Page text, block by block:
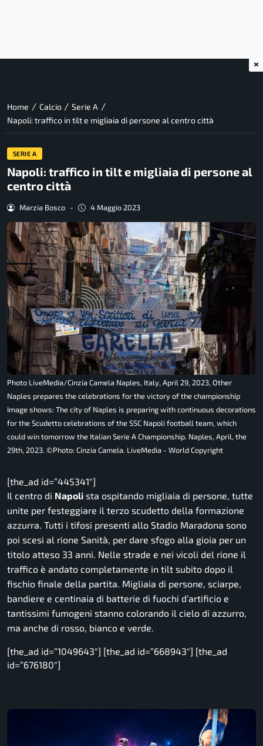
Home / Calcio / Serie A /
Napoli: traffico in tilt e migliaia di persone al centro città
SERIE A
Napoli: traffico in tilt e migliaia di persone al
centro città
Marzia Bosco - 4 Maggio 2023
Photo LiveMedia/Cinzia Camela Naples, Italy, April 29, 2023, Other
Naples prepares the celebrations for the victory of the championship
Image shows: The city of Naples is preparing with continuous decorations
for the Scudetto celebrations of the SSC Napoli football team, which
could win tomorrow the Italian Serie A Championship. Naples, April, the
29th, 2023. ©Photo: Cinzia Camela. LiveMedia - World Copyright
[the_ad id=”445341″]
Il centro di Napoli sta ospitando migliaia di persone, tutte
unite per festeggiare il terzo scudetto della formazione
azzurra. Tutti i tifosi presenti allo Stadio Maradona sono
poi scesi al rione Sanità, per dare sfogo alla gioia per un
titolo atteso 33 anni. Nelle strade e nei vicoli del rione il
traffico è andato completamente in tilt subito dopo il
fischio finale della partita. Migliaia di persone, sciarpe,
bandiere e centinaia di batterie di fuochi d’artificio e
tantissimi fumogeni stanno colorando il cielo di azzurro,
ma anche di rosso, bianco e verde.
[the_ad id=”1049643″] [the_ad id=”668943″] [the_ad
id=”676180″]
×